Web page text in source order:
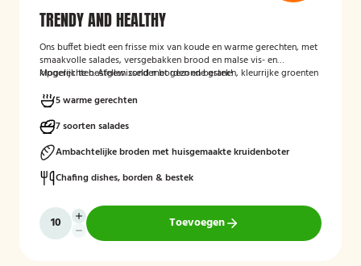
TRENDY AND HEALTHY
Ons buffet biedt een frisse mix van koude en warme gerechten, met
smaakvolle salades, versgebakken brood en malse vis- en
kipgerechten. Afgewisseld met gezonde granen, kleurrijke groenten
uitgebalanceerd buffet.
Mogelijk te bestellen zonder borden en bestek!
5 warme gerechten
7 soorten salades
Ambachtelijke broden met huisgemaakte kruidenboter
Chafing dishes, borden & bestek
Toevoegen